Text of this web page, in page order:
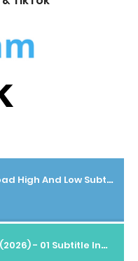
Seluruh Link Download High And Low Subtitle Indonesia
Ichijigen no Sashiki (2026) - 01 Subtitle Indonesia